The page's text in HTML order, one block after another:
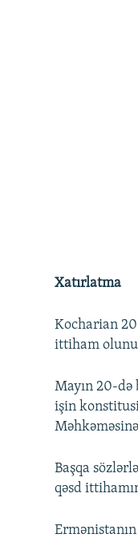
Xatırlatma
Kocharian
ittiham
Mayın 20-
işin
Başqa
qəsd